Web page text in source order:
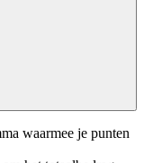
waarmee je punten